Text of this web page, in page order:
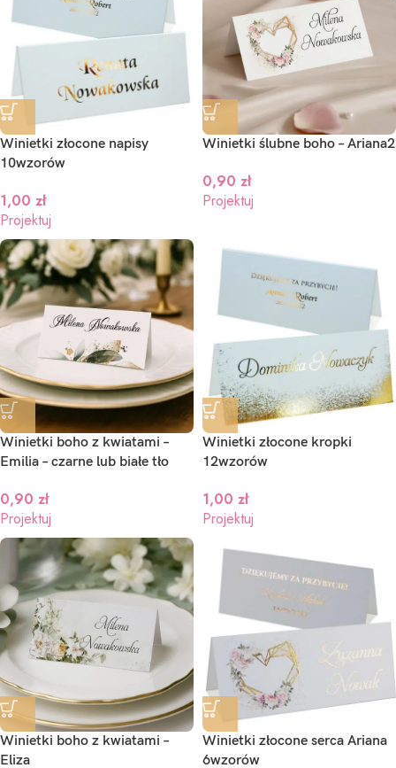
ślubne Brama ze
zł
Zaproszenia Ślubne – Sawa –
2,00
Winietki złocone napisy
10wzorów
1,00 zł
Projektuj
Winietki ślubne boho – Ariana2
0,90 zł
Projektuj
Winietki boho z kwiatami –
Emilia – czarne lub białe tło
0,90 zł
Projektuj
Winietki złocone kropki
12wzorów
1,00 zł
Projektuj
Winietki boho z kwiatami –
Eliza
Winietki złocone serca Ariana
6wzorów